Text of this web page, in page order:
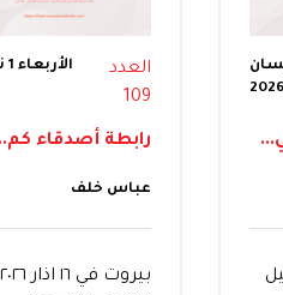
1 نيسان
2026
العدد
109
رابطة أصدقاء
عباس خلف